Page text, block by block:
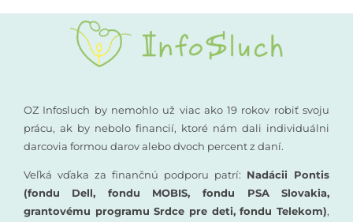
OZ Infosluch by nemohlo už viac ako 19 rokov robiť svoju
prácu, ak by nebolo financií, ktoré nám dali individuálni
darcovia formou darov alebo dvoch percent z daní.
Veľká vďaka za finančnú podporu patrí: Nadácii Pontis
(fondu Dell, fondu MOBIS, fondu PSA Slovakia,
grantovému programu Srdce pre deti, fondu Telekom),